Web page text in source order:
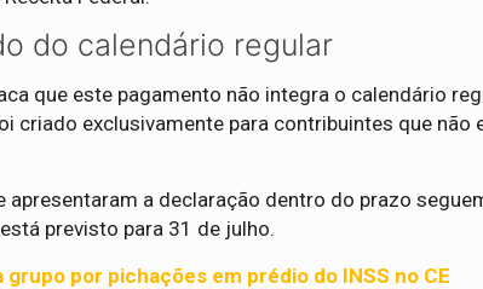
do calendário regular
que este pagamento não integra o calendário
criado exclusivamente para contribuintes que não
apresentaram a declaração dentro do prazo
previsto para 31 de julho.
grupo por pichações em prédio do INSS no CE